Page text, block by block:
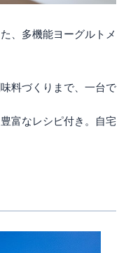
、多機能ヨーグルトメ
料づくりまで、一台で
富なレシピ付き。自宅